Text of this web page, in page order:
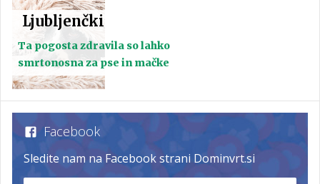
Ljubljenčki
Ta pogosta zdravila so lahko
smrtonosna za pse in mačke
Facebook
Sledite nam na Facebook strani Dominvrt.si